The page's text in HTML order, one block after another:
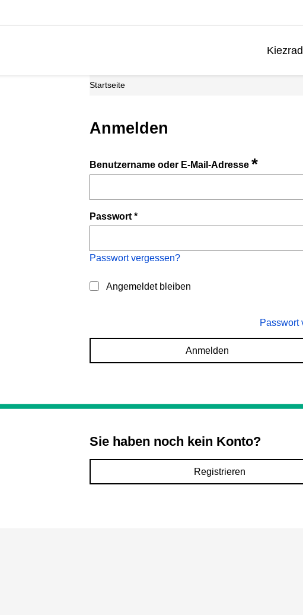
Startseite
Anmelden
Benutzername oder E-Mail-Adresse*
Passwort*
Passwort vergessen?
Angemeldet bleiben
Passwort
Anmelden
Sie haben noch kein Konto?
Registrieren